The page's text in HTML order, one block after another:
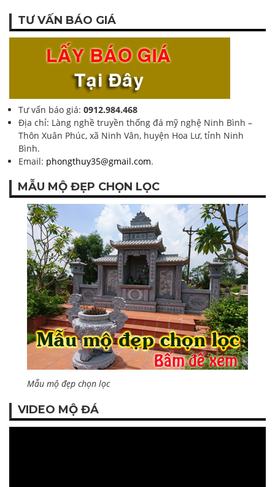
TƯ VẤN BÁO GIÁ
Tư vấn báo giá: 0912.984.468
Địa chỉ: Làng nghề truyền thống đá mỹ nghệ Ninh Bình –
Thôn Xuân Phúc, xã Ninh Vân, huyện Hoa Lư, tỉnh Ninh
Bình.
Email: phongthuy35@gmail.com.
MẪU MỘ ĐẸP CHỌN LỌC
Mẫu mộ đẹp chọn lọc
VIDEO MỘ ĐÁ